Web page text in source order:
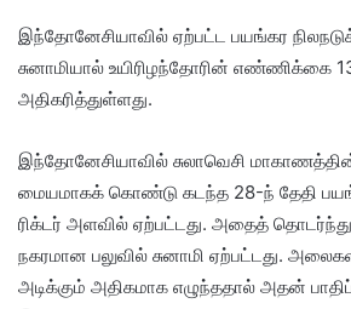
இந்தோனேசியாவில் ஏற்பட்ட பயங்கர
சுனாமியால் உயிரிழந்தோரின் எண்ணிக்கை
அதிகரித்துள்ளது.
இந்தோனேசியாவில் சுலாவெசி
மையமாகக் கொண்டு கடந்த 28-ந் தேதி
ரிக்டர் அளவில் ஏற்பட்டது. அதைத்
நகரமான பலுவில் சுனாமி ஏற்பட்டது.
அடிக்கும் அதிகமாக எழுந்ததால் அதன்